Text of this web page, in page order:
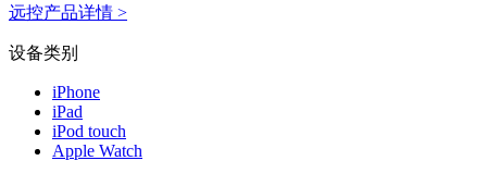
远控产品详情 >
设备类别
iPhone
iPad
iPod touch
Apple Watch